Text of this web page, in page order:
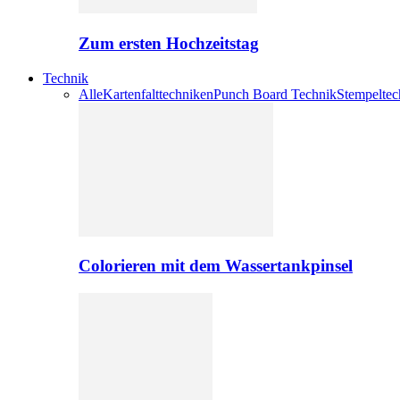
Zum ersten Hochzeitstag
Technik
AlleKartenfalttechnikenPunch Board Technik
Colorieren mit dem Wassertankpinsel